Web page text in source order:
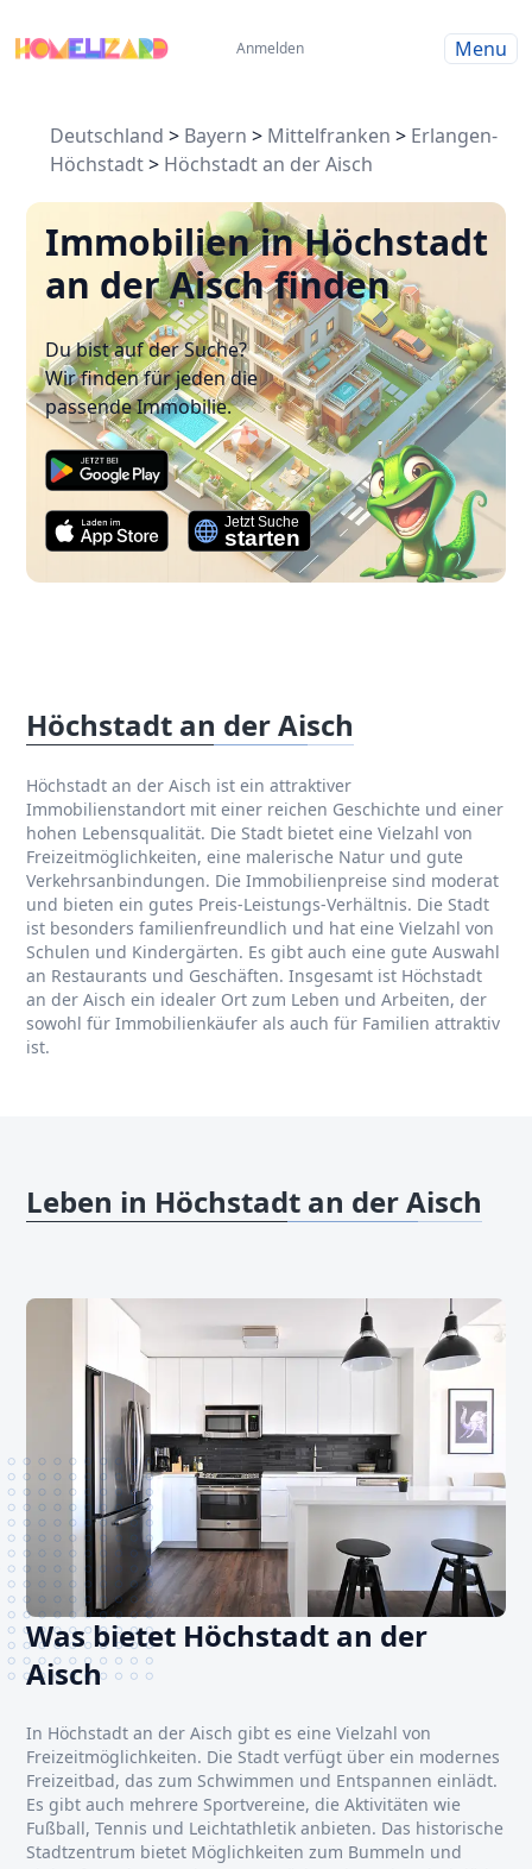
Anmelden Menu
Deutschland > Bayern > Mittelfranken > Erlangen-
Höchstadt> Höchstadt an der Aisch
Immobilien in Höchstadt
an der Aisch finden
Du bist auf der Suche?
Wir finden für jeden die
passende Immobilie.
Höchstadt an der Aisch
Höchstadt an der Aisch ist ein attraktiver
Immobilienstandort mit einer reichen Geschichte und einer
hohen Lebensqualität. Die Stadt bietet eine Vielzahl von
Freizeitmöglichkeiten, eine malerische Natur und gute
Verkehrsanbindungen. Die Immobilienpreise sind moderat
und bieten ein gutes Preis-Leistungs-Verhältnis. Die Stadt
ist besonders familienfreundlich und hat eine Vielzahl von
Schulen und Kindergärten. Es gibt auch eine gute Auswahl
an Restaurants und Geschäften. Insgesamt ist Höchstadt
an der Aisch ein idealer Ort zum Leben und Arbeiten, der
sowohl für Immobilienkäufer als auch für Familien attraktiv
ist.
Leben in Höchstadt an der Aisch
Was bietet Höchstadt an der
Aisch
In Höchstadt an der Aisch gibt es eine Vielzahl von
Freizeitmöglichkeiten. Die Stadt verfügt über ein modernes
Freizeitbad, das zum Schwimmen und Entspannen einlädt.
Es gibt auch mehrere Sportvereine, die Aktivitäten wie
Fußball, Tennis und Leichtathletik anbieten. Das historische
Stadtzentrum bietet Möglichkeiten zum Bummeln und